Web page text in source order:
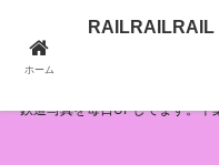
RAILRAILRAIL
鉄道写真を毎日UPしてます。千
ホーム